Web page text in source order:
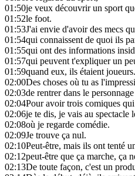
01:50je veux découvrir un sport
01:52le foot.
01:53J'ai envie d'avoir des mecs
01:54qui connaissent de quoi ils
01:55qui ont des informations
01:57qui peuvent t'expliquer un
01:59quand eux, ils étaient joueurs.
02:00Des choses où tu as
02:03de rentrer dans le
02:04Pour avoir trois comiques
02:06je te dis, je vais au spectacle
02:08où je regarde comédie.
02:09Je trouve ça nul.
02:10Peut-être, mais ils ont tenté
02:12peut-être que ça marche, ça
02:13De toute façon, c'est un